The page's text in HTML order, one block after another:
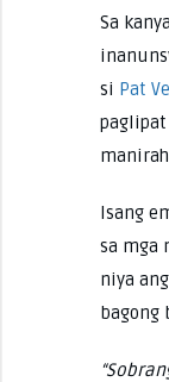
Sa
si Pat
paglipat
Isang
sa mga
niya
bagong